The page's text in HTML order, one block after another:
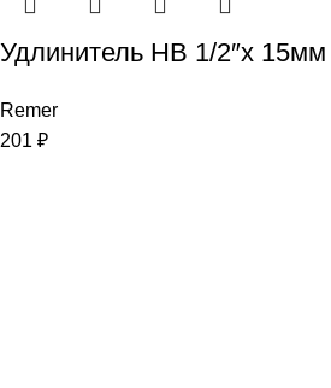
Удлинитель НВ 1/2″x
Remer
201 ₽